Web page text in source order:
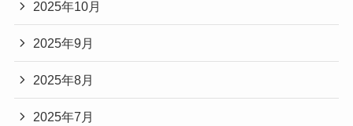
2025年10月
2025年9月
2025年8月
2025年7月